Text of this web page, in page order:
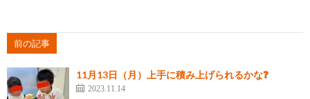
前の記事
11月13日（月）上手に積み上げられるかな❓
2023.11.14